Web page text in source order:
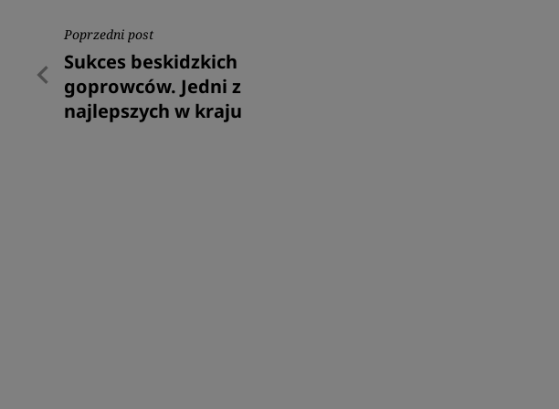
Nawigacja
wpisu
Poprzedni post
Poprzedni
post
Sukces beskidzkich
goprowców. Jedni z
najlepszych w kraju